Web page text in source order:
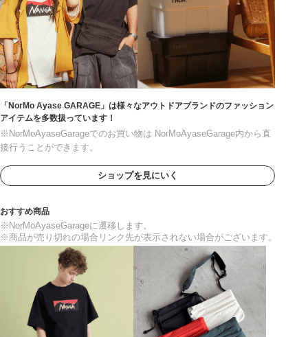
「NorMo Ayase GARAGE」は様々なアウトドアブランドのファッション
アイテムを多数扱っています！
※NorMoAyaseGarageでのお買い物は NorMoAyaseGarage内から直
接行うことができます。
ショップを見にいく
おすすめ商品
※NorMoAyaseGarageに遷移します。
※商品が売り切れの場合リンク先が表示されない場合がございます。